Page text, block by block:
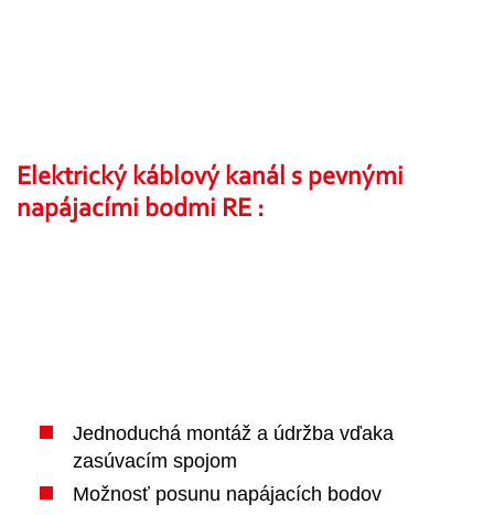
Elektrický káblový kanál s pevnými
napájacími bodmi RE :
Jednoduchá montáž a údržba vďaka
zasúvacím spojom
Možnosť posunu napájacích bodov